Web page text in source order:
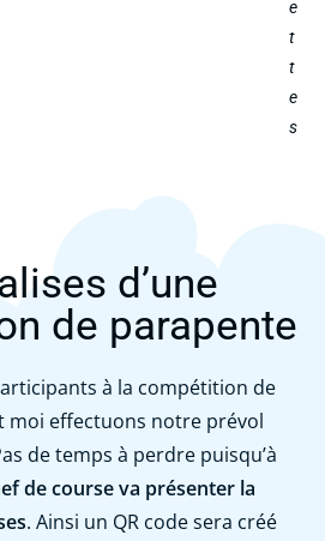
e
t
t
e
s
d’une
de parapente
à la compétition de
moi effectuons notre prévol
de temps à perdre puisqu’à
de course va présenter la
. Ainsi un QR code sera créé